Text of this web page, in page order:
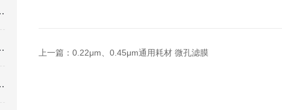
国家了？
氯化氢的研究
样观测实验
上一篇： 0.22μm、0.45μm通用耗材 微孔滤膜